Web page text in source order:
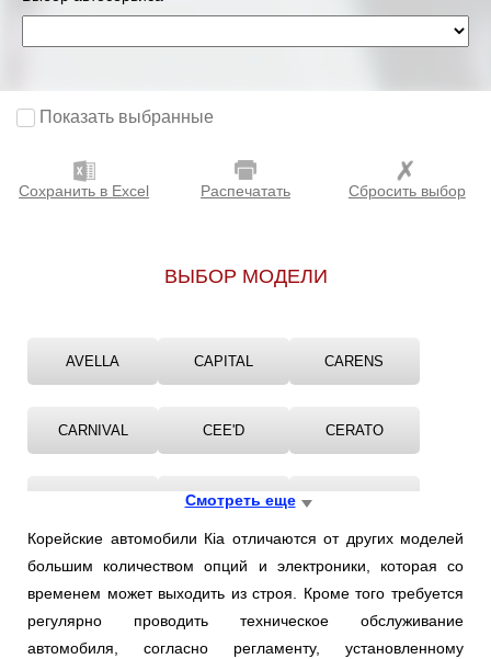
Новосибирск
Оренбург
Ростов-на-Дону
Санкт-Петербург
Саратов
Солнцево
Показать выбранные
Сохранить в Excel Распечатать Сбросить выбор
ВЫБОР МОДЕЛИ
AVELLA CAPITAL CARENS
CARNIVAL CEE'D CERATO
JOICE
MOHAVE OPIRUS OPTIMA
Смотреть еще
Корейские автомобили Кia отличаются от других моделей
большим количеством опций и электроники, которая со
временем может выходить из строя. Кроме того требуется
регулярно проводить техническое обслуживание
автомобиля, согласно регламенту, установленному